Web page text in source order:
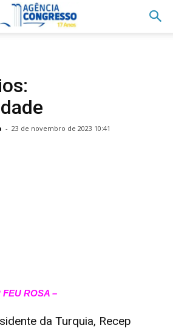
- 23 de novembro de 2023 10:41
ROSA –
da Turquia, Recep